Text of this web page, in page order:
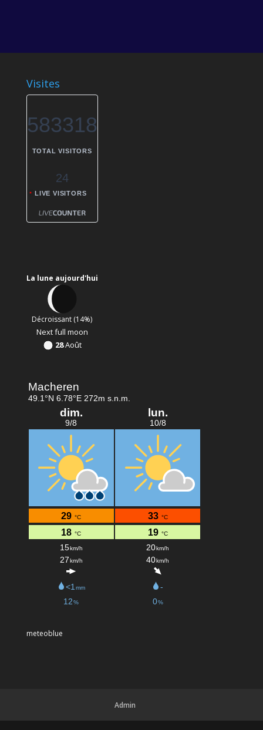
Visites
583318
TOTAL VISITORS
24
LIVE VISITORS
La lune aujourd'hui
Décroissant (14%)
Next full moon
28Août
meteoblue
Admin